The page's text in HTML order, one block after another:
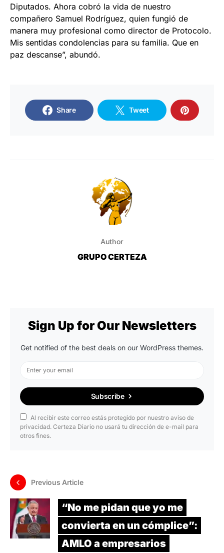
Diputados. Ahora cobró la vida de nuestro
compañero Samuel Rodríguez, quien fungió de
manera muy profesional como director de Protocolo.
Mis sentidas condolencias para su familia. Que en
paz descanse”, abundó.
Share Tweet
Author
GRUPO CERTEZA
Sign Up for Our Newsletters
Get notified of the best deals on our WordPress themes.
Subscribe
Al recibir este correo estás protegido por nuestro aviso de
privacidad. Certeza Diario no usará tu dirección de e-mail para
otros fines.
Previous Article
“No me pidan que yo me
convierta en un cómplice”:
AMLO a empresarios